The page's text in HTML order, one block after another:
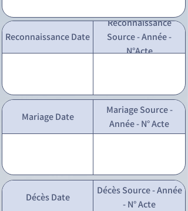
Reconnaissance Date
Reconnaissance
Source - Année -
N°Acte
Mariage Date
Mariage Source -
Année - N° Acte
Décès Date
Décès Source - Année
- N° Acte